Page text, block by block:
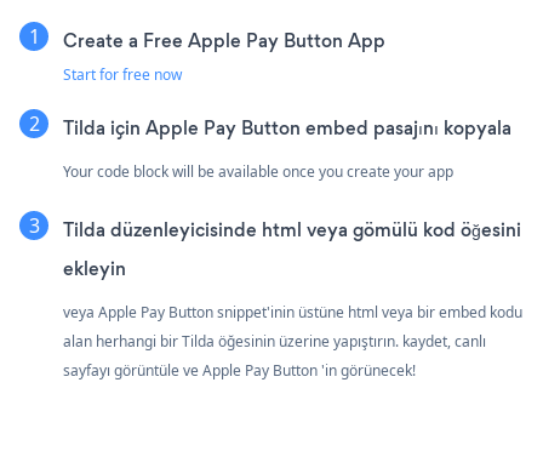
Create a Free Apple Pay Button App
Start for free now
Tilda için Apple Pay Button embed pasajını kopyala
Your code block will be available once you create your app
Tilda düzenleyicisinde html veya gömülü kod öğesini
ekleyin
veya Apple Pay Button snippet'inin üstüne html veya bir embed kodu
alan herhangi bir Tilda öğesinin üzerine yapıştırın. kaydet, canlı
sayfayı görüntüle ve Apple Pay Button 'in görünecek!